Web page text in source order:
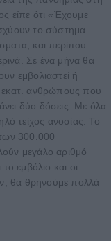
είπε ότι «Έχουμε
το σύστημα
και περίπου
Σε ένα μήνα θα
εμβολιαστεί ή
εκατ. ανθρώπους που
δύο δόσεις. Με όλα
τείχος ανοσίας. Το
300.000
μεγάλο αριθμό
εμβόλιο και οι
θα θρηνούμε πολλά